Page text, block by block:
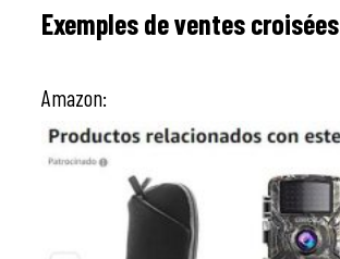
Exemples de ventes croisées
Amazon: